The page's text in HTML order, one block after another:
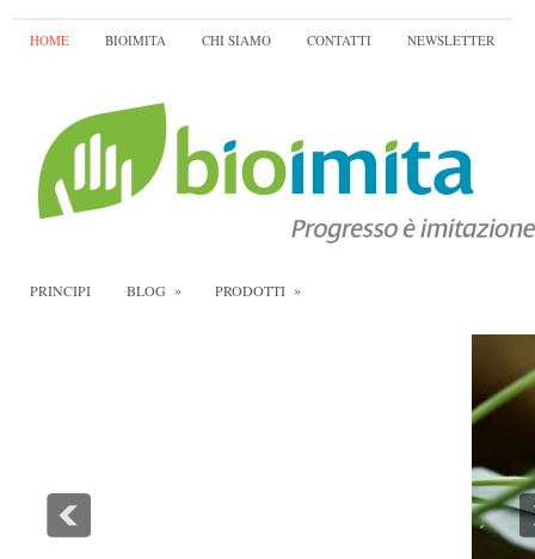
HOME BIOIMITA CHI SIAMO CONTATTI NEWSLETTER
PRINCIPI BLOG » PRODOTTI »